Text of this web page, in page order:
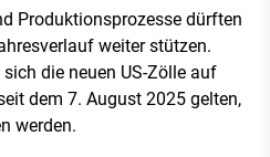
Produktionsprozesse dürften
weiter stützen.
die neuen US-Zölle auf
dem 7. August 2025 gelten,
werden.